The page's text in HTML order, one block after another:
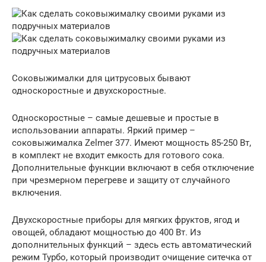
Соковыжималки для цитрусовых бывают
односкоростные и двухскоростные.
Односкоростные – самые дешевые и простые в
использовании аппараты. Яркий пример –
соковыжималка Zelmer 377. Имеют мощность 85-250 Вт,
в комплект не входит емкость для готового сока.
Дополнительные функции включают в себя отключение
при чрезмерном перегреве и защиту от случайного
включения.
Двухскоростные приборы для мягких фруктов, ягод и
овощей, обладают мощностью до 400 Вт. Из
дополнительных функций – здесь есть автоматический
режим Турбо, который производит очищение ситечка от